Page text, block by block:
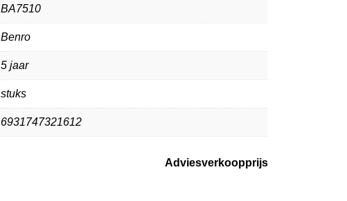
BA7510
Benro
5 jaar
stuks
6931747321612
Adviesverkoopprijs